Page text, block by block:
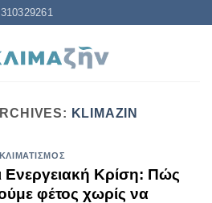
KLIMAZIN
ΚΛΙΜΑΤΙΣΜΌΣ
Ενεργειακή Κρίση: Πώς
φέτος χωρίς να